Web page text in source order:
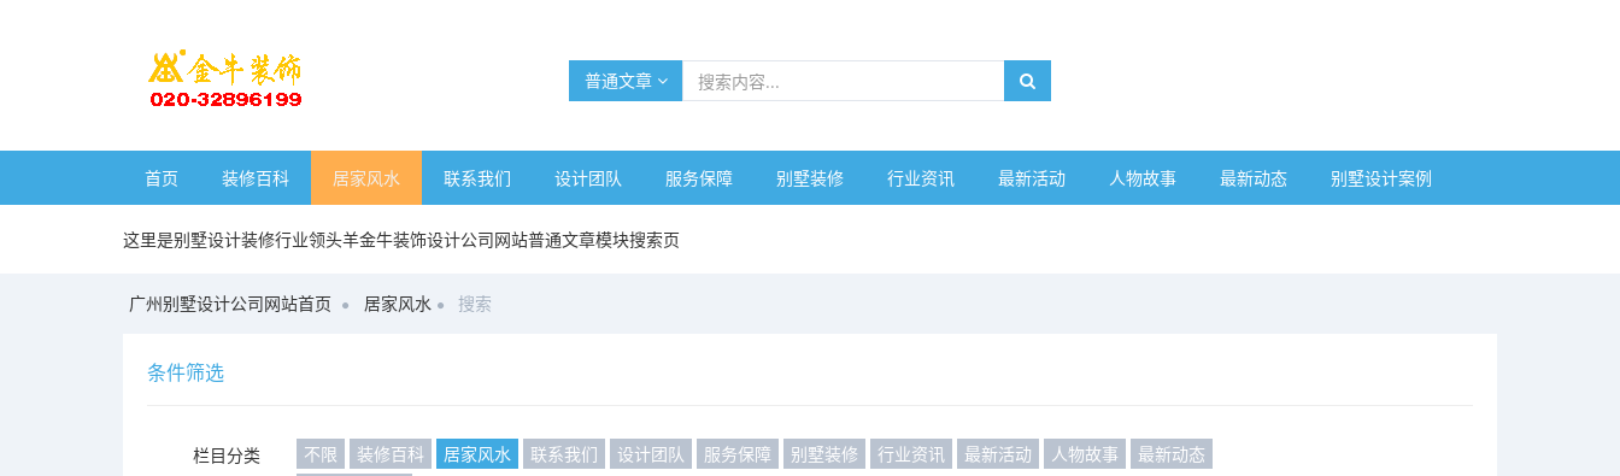
普通文章
首页 装修百科 居家风水 联系我们 设计团队 服务保障 别墅装修 行业资讯 最新活动 人物故事 最新动态 别墅设计案例
这里是别墅设计装修行业领头羊金牛装饰设计公司网站普通文章模块搜索页
广州别墅设计公司网站首页 居家风水 搜索
条件筛选
栏目分类 不限 装修百科 居家风水 联系我们 设计团队 服务保障 别墅装修 行业资讯 最新活动 人物故事
最新动态